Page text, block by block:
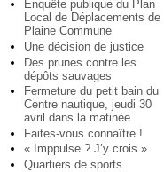
Enquête publique du Plan
Local de Déplacements de
Plaine Commune
Une décision de justice
Des prunes contre les
dépôts sauvages
Fermeture du petit bain du
Centre nautique, jeudi 30
avril dans la matinée
Faites-vous connaître !
« Imppulse ? J’y crois »
Quartiers de sports